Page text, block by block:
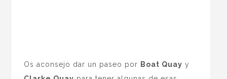
Os aconsejo dar un paseo por Boat Quay y